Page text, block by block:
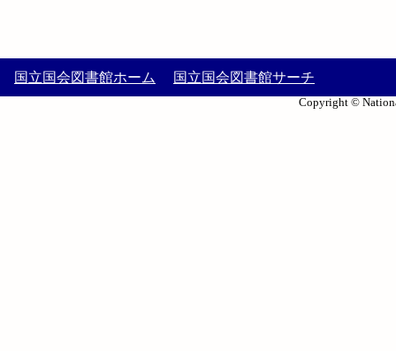
国立国会図書館ホーム 国立国会図書館サーチ
Copyright ©